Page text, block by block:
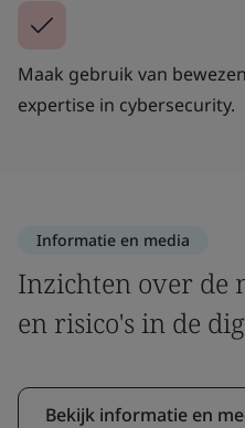
Maak gebruik van
expertise in cybersecurity.
Informatie en media
Inzichten over de
en risico's in de
Bekijk informatie en